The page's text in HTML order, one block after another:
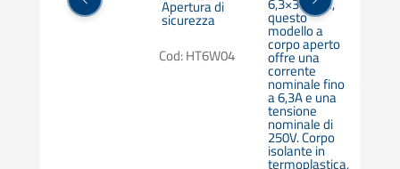
Apertura di
sicurezza
Cod: HT6W04
questo
modello a
corpo aperto
offre una
corrente
nominale fino
a 6,3A e una
tensione
nominale di
250V. Corpo
isolante in
termoplastica,